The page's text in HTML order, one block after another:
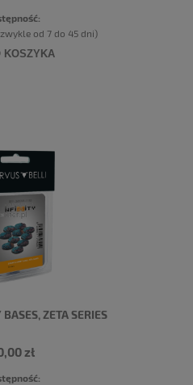
od 7 do 45 dni)
KOSZYKA
ZETA SERIES
zł